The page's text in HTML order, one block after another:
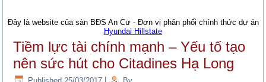
Đây là website của sàn BĐS An Cư - Đơn vị phân phối chính thức dự án
Hyundai Hillstate
Tiềm lực tài chính mạnh – Yếu tố tạo
nên sức hút cho Citadines Hạ Long